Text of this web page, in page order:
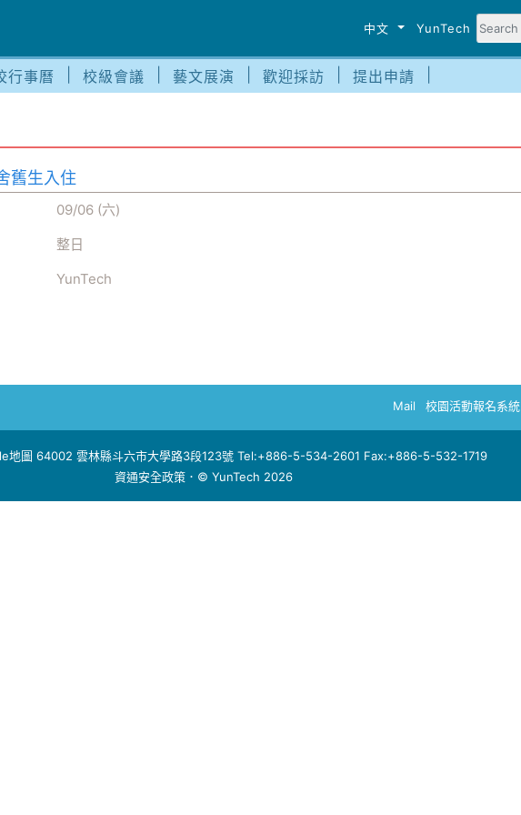
中文 YunTech
行事曆 校級會議 藝文展演 歡迎採訪 提出申請
舊生入住
09/06 (六)
整日
YunTech
Mail 校園活動報名系統
地圖 64002 雲林縣斗六市大學路3段123號 Tel:+886-5-534-2601 Fax:+886-5-532-1719
資通安全政策 ．© YunTech 2026